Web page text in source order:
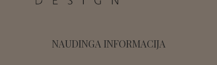
NAUDINGA INFORMACIJA